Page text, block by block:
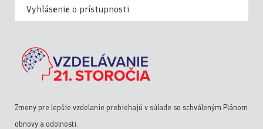
Vyhlásenie o prístupnosti
Zmeny pre lepšie vzdelanie prebiehajú v súlade so schváleným Plánom
obnovy a odolnosti.